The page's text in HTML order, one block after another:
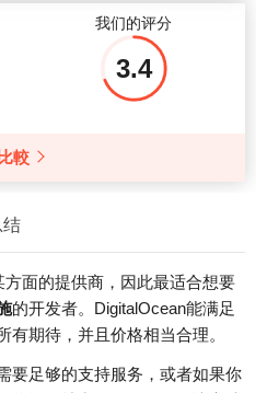
我们的评分
3.4
比較
结
面的提供商，因此最适合想要
的开发者。DigitalOcean能满足
期待，并且价格相当合理。
要足够的支持服务，或者如果你